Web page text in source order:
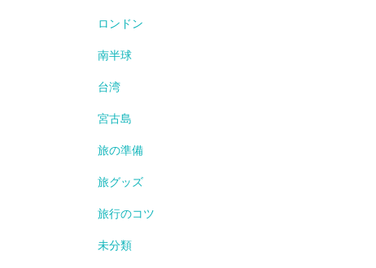
ロンドン
南半球
台湾
宮古島
旅の準備
旅グッズ
旅行のコツ
未分類